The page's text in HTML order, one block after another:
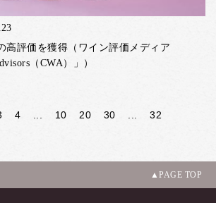
高評価を獲得（ワイン評価メディア
（CWA）」）
4 ... 10 20 30 ... 32
PAGE TOP